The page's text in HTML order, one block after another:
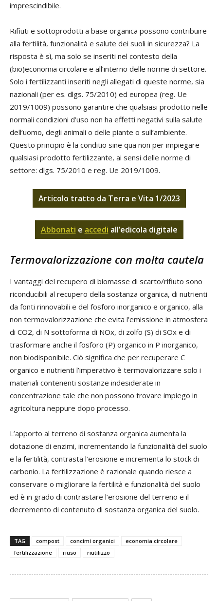
imprescindibile.
Rifiuti e sottoprodotti a base organica possono contribuire
alla fertilità, funzionalità e salute dei suoli in sicurezza? La
risposta è sì, ma solo se inseriti nel contesto della
(bio)economia circolare e all’interno delle norme di settore.
Solo i fertilizzanti inseriti negli allegati di queste norme, sia
nazionali (per es. dlgs. 75/2010) ed europea (reg. Ue
2019/1009) possono garantire che qualsiasi prodotto nelle
normali condizioni d’uso non ha effetti negativi sulla salute
dell’uomo, degli animali o delle piante o sull’ambiente.
Questo principio è la conditio sine qua non per impiegare
qualsiasi prodotto fertilizzante, ai sensi delle norme di
settore: dlgs. 75/2010 e reg. Ue 2019/1009.
Articolo tratto da Terra e Vita 1/2023
Abbonati e accedi all’edicola digitale
Termovalorizzazione con molta cautela
I vantaggi del recupero di biomasse di scarto/rifiuto sono
riconducibili al recupero della sostanza organica, di nutrienti
da fonti rinnovabili e del fosforo inorganico e organico, alla
non termovalorizzazione che evita l’emissione in atmosfera
di CO2, di N sottoforma di NOx, di zolfo (S) di SOx e di
trasformare anche il fosforo (P) organico in P inorganico,
non biodisponibile. Ciò significa che per recuperare C
organico e nutrienti l’imperativo è termovalorizzare solo i
materiali contenenti sostanze indesiderate in
concentrazione tale che non possono trovare impiego in
agricoltura neppure dopo processo.
L’apporto al terreno di sostanza organica aumenta la
dotazione di enzimi, incrementando la funzionalità del suolo
e la fertilità, contrasta l’erosione e incrementa lo stock di
carbonio. La fertilizzazione è razionale quando riesce a
conservare o migliorare la fertilità e funzionalità del suolo
ed è in grado di contrastare l’erosione del terreno e il
decremento di contenuto di sostanza organica del suolo.
TAG compost concimi organici
economia circolare
fertilizzazione
riuso riutilizzo